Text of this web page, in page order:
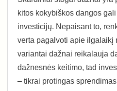
kitos kokybiškos dangos
investicijų. Nepaisant to,
verta pagalvoti apie ilgalaikį
variantai dažnai reikalauja
dažnesnės keitimo, tad
– tikrai protingas